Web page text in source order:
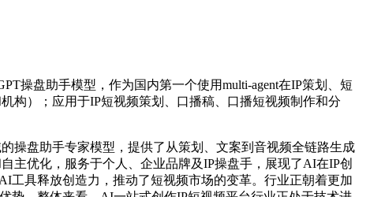
盘助手模型，作为国内第一个使用multi-agent在IP策划、短
构）；应用于IP短视频策划、口播稿、口播短视频制作和分
盘助手专家模型，提供了从策划、文案到音视频全链路生成
主优化，服务于个人、企业品牌及IP操盘手，展现了AI在IP创
具释放创造力，推动了短视频市场的变革。行业正朝着更加